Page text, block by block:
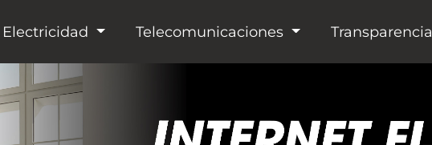
Electricidad Telecomunicaciones Transparencia